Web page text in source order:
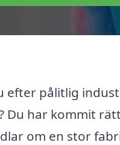
efter pålitlig
Du har kommit
om en stor